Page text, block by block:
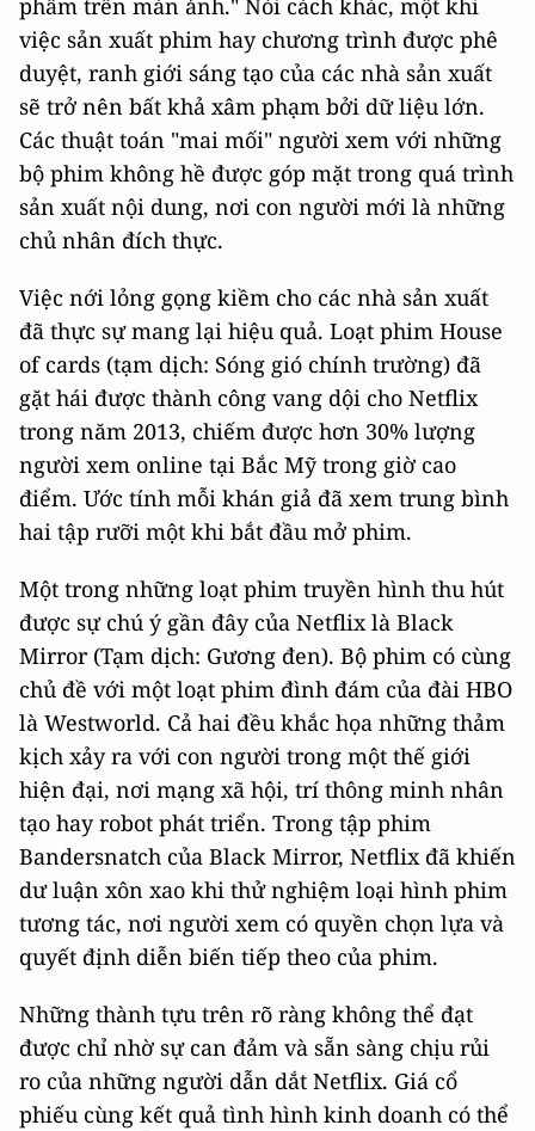
phẩm trên màn ảnh." Nói cách khác, một khi
việc sản xuất phim hay chương trình được phê
duyệt, ranh giới sáng tạo của các nhà sản xuất
sẽ trở nên bất khả xâm phạm bởi dữ liệu lớn.
Các thuật toán "mai mối" người xem với những
bộ phim không hề được góp mặt trong quá trình
sản xuất nội dung, nơi con người mới là những
chủ nhân đích thực.
Việc nới lỏng gọng kiềm cho các nhà sản xuất
đã thực sự mang lại hiệu quả. Loạt phim House
of cards (tạm dịch: Sóng gió chính trường) đã
gặt hái được thành công vang dội cho Netflix
trong năm 2013, chiếm được hơn 30% lượng
người xem online tại Bắc Mỹ trong giờ cao
điểm. Ước tính mỗi khán giả đã xem trung bình
hai tập rưỡi một khi bắt đầu mở phim.
Một trong những loạt phim truyền hình thu hút
được sự chú ý gần đây của Netflix là Black
Mirror (Tạm dịch: Gương đen). Bộ phim có cùng
chủ đề với một loạt phim đình đám của đài HBO
là Westworld. Cả hai đều khắc họa những thảm
kịch xảy ra với con người trong một thế giới
hiện đại, nơi mạng xã hội, trí thông minh nhân
tạo hay robot phát triển. Trong tập phim
Bandersnatch của Black Mirror, Netflix đã khiến
dư luận xôn xao khi thử nghiệm loại hình phim
tương tác, nơi người xem có quyền chọn lựa và
quyết định diễn biến tiếp theo của phim.
Những thành tựu trên rõ ràng không thể đạt
được chỉ nhờ sự can đảm và sẵn sàng chịu rủi
ro của những người dẫn dắt Netflix. Giá cổ
phiếu cùng kết quả tình hình kinh doanh có thể